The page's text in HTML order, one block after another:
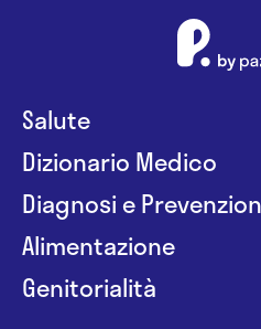
Chirurgia
Chirurgia
Chirurgia
Chirurgia
Chirurgia
Chirurgia
Salute
Dizionario Medico
Diagnosi e
Alimentazione
Genitorialità